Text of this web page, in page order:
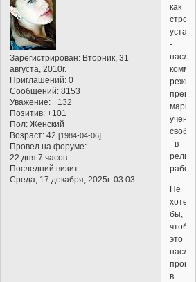
Зарегистрирован: Вторник, 31
августа, 2010г.
Приглашений: 0
Сообщений: 8153
Уважение: +132
Позитив: +101
Пол: Женский
Возраст: 42[1984-04-06]
Провел на форуме:
22 дня 7 часов
Последний визит:
Среда, 17 декабря, 2025г. 03:03
как
устава
-
- в
Не
бы,
чтобы
это
в